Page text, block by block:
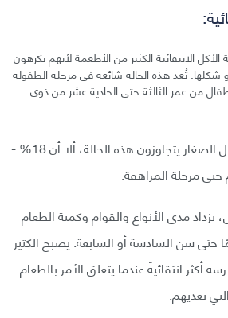
الانتقائية الكثير من الأطعمة لأنهم يكرهون
شكلها. تُعد هذه الحالة شائعة في مرحلة الطفولة
من الأطفال من عمر الثالثة حتى الحادية عشر من ذوي
في حين أن معظم الأطفال الصغار يتجاوزون هذه الحالة، ألا أن 18% -
يزداد مدى الأنواع والقوام وكمية الطعام
حتى سن السادسة أو السابعة. يصبح الكثير
انتقائيةً عندما يتعلق الأمر بالطعام
تغذيهم.